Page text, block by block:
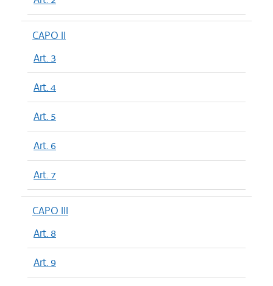
CAPO II
Art. 3
Art. 4
Art. 5
Art. 6
Art. 7
CAPO III
Art. 8
Art. 9